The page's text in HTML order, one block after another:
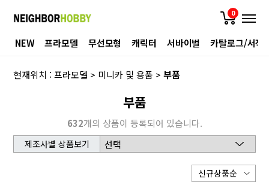
0
NEW 프라모델 무선모형 캐릭터 서바이벌 카탈로그/서적
현재위치 :프라모델 > 미니카 및 용품 >부품
부품
632개의 상품이 등록되어 있습니다.
제조사별 상품보기